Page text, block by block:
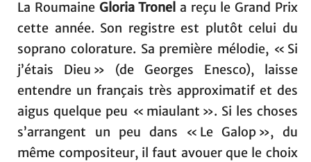
La Roumaine Gloria Tronel a reçu le Grand Prix
cette année. Son registre est plutôt celui du
soprano colorature. Sa première mélodie, « Si
j’étais Dieu » (de Georges Enesco), laisse
entendre un français très approximatif et des
aigus quelque peu « miaulant ». Si les choses
s’arrangent un peu dans « Le Galop », du
même compositeur, il faut avouer que le choix